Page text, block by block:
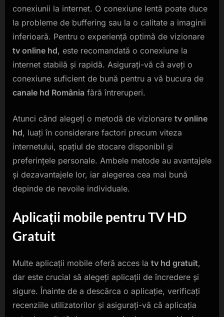
conexiunii la internet. O conexiune lentă poate duce
la probleme de buffering sau la o calitate a imaginii
inferioară. Pentru o experiență optimă de vizionare
tv online hd, este recomandată o conexiune la
internet stabilă și rapidă. Asigurați-vă că aveți o
conexiune suficient de bună pentru a vă bucura de
canale hd România fără întreruperi.
Atunci când alegeți o metodă de vizionare tv online
hd, luați în considerare factori precum viteza
internetului, spațiul de stocare disponibil și
preferințele personale. Ambele metode au avantajele
și dezavantajele lor, iar alegerea cea mai bună
depinde de nevoile individuale.
Aplicații mobile pentru TV HD
Gratuit
Multe aplicații mobile oferă acces la tv hd gratuit,
dar este crucial să alegeți aplicații de încredere și
sigure. Înainte de a descărca o aplicație, verificați
recenziile utilizatorilor și asigurați-vă că aplicația